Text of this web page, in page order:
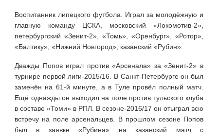
Воспитанник липецкого футбола. Играл за молодёжную и
главную команду ЦСКА, московский «Локомотив-2»,
петербургский «Зенит-2», «Томь», «Оренбург», «Ротор»,
«Балтику», «Нижний Новгород», казанский «Рубин».
Дважды Попов играл против «Арсенала» за «Зенит-2» в
турнире первой лиги-2015/16. В Санкт-Петербурге он был
заменён на 61-й минуте, а в Туле провёл полный матч.
Ещё однажды он выходил на поле против тульского клуба
в составе «Томи» в РПЛ. В сезоне-2016/17 он отыграл всю
встречу на поле арсенальцев. В прошлом сезоне Попов
был в заявке «Рубина» на казанский матч с